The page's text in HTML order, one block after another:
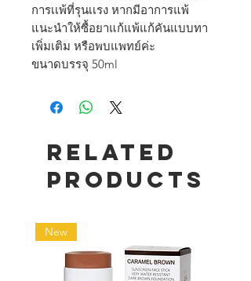
การเเพ้ที่รุนเเรง หากมีอาการแพ้
แนะนำให้ซื้อยาแก้แพ้แก้คันแบบทา
เพิ่มเติม หรือพบแพทย์ค่ะ
ขนาดบรรจุ 50ml
Related
Products
New